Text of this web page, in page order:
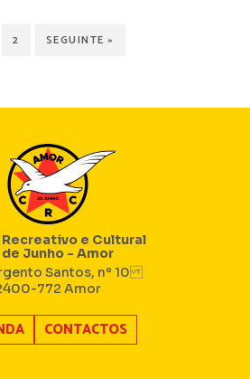
2 SEGUINTE »
e Cultural
de Junho - Amor
Santos, nº 10
772 Amor
CONTACTOS